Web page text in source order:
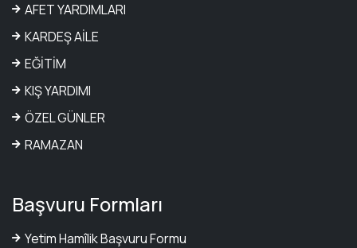
AFET YARDIMLARI
KARDEŞ AİLE
EĞİTİM
KIŞ YARDIMI
ÖZEL GÜNLER
RAMAZAN
Başvuru Formları
Yetim Hamîlik Başvuru Formu